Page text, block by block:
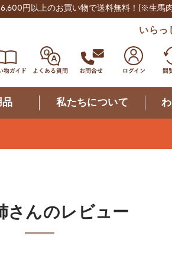
6,600円以上のお買い物で送料無料！ (※生馬
いら
品 私たちについて
さんのレビュー